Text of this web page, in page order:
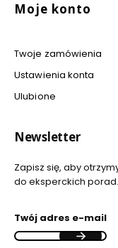
Moje konto
Twoje zamówienia
Ustawienia konta
Ulubione
Newsletter
Zapisz się, aby
do eksperckich porad.
Twój adres e-mail